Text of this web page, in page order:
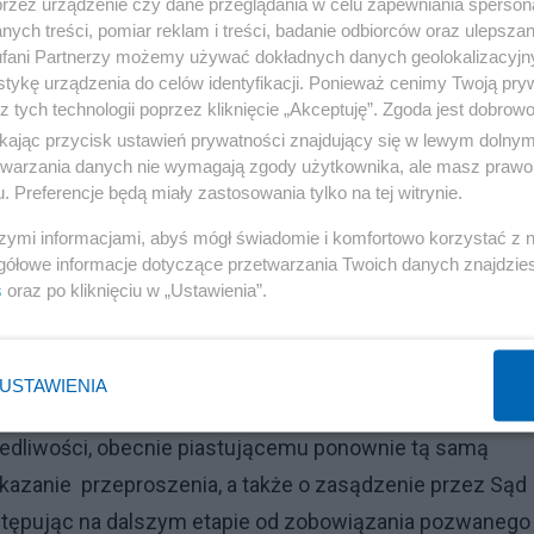
mojej strony,dopuszczając się tym samym daleko
naruszony przepis Konstytucji nieodwołalnie
sprawy bez nieuzasadnionej zwłoki przez
stanowiska – decyzji sądowej – przed ETPC w
( nr 14883/04), która nota bene odbiła się
pozwem przeciwko nieznanemu z miejsca
obecnie piastującemu ponownie tą samą
przeproszenia, a także o zasądzenie przez Sąd
na dalszym etapie od zobowiązania
treści, pomiar reklam i treści, badanie odbiorców oraz
Partnerzy możemy używać dokładnych danych
urządzenia do celów identyfikacji. Ponieważ cenimy Twoją
tych technologii poprzez kliknięcie „Akceptuję”. Zgoda jest
przycisk ustawień prywatności znajdujący się w lewym
danych nie wymagają zgody użytkownika, ale masz
Preferencje będą miały zastosowania tylko na tej witrynie.
informacjami, abyś mógł świadomie i komfortowo korzystać z
informacje dotyczące przetwarzania Twoich danych
oraz po kliknięciu w „Ustawienia”.
USTAWIENIA